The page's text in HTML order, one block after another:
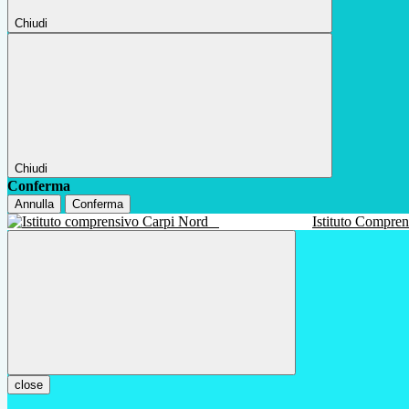
Chiudi
Chiudi
Conferma
Annulla Conferma
Istituto
close